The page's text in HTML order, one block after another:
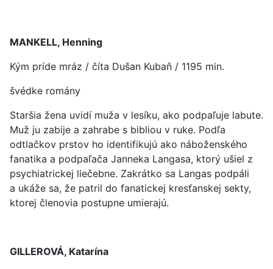
MANKELL, Henning
Kým príde mráz / číta Dušan Kubaň / 1195 min.
švédke romány
Staršia žena uvidí muža v lesíku, ako podpaľuje labute.
Muž ju zabije a zahrabe s bibliou v ruke. Podľa
odtlačkov prstov ho identifikujú ako náboženského
fanatika a podpaľača Janneka Langasa, ktorý ušiel z
psychiatrickej liečebne. Zakrátko sa Langas podpáli
a ukáže sa, že patril do fanatickej kresťanskej sekty,
ktorej členovia postupne umierajú.
GILLEROVÁ, Katarína